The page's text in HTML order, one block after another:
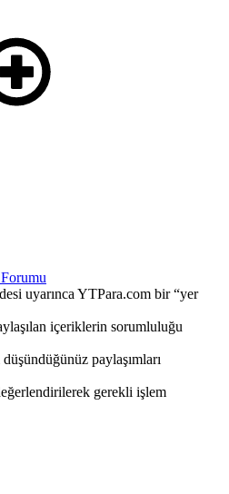
uyarınca YTPara.com bir “yer
içeriklerin sorumluluğu
paylaşımları
gerekli işlem